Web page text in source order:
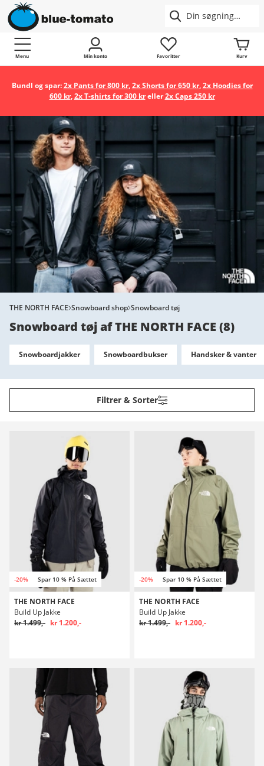
Menu Min konto Favoritter Kurv
Bundl og spar:2x Pants for 800 kr,2x Shorts for 650 kr,2x Hoodies for
600 kr,2x T-shirts for 300 kreller2x Caps 250 kr
THE NORTH FACE Snowboard shop Snowboard tøj
Snowboard tøj af THE NORTH FACE (8)
Snowboardjakker Snowboardbukser Handsker & vanter
Filtrer & Sorter
-20% Spar 10 % På Sættet
THE NORTH FACE
Build Up Jakke
kr 1.499,- kr 1.200,-
-20% Spar 10 % På Sættet
THE NORTH FACE
Build Up Jakke
kr 1.499,- kr 1.200,-